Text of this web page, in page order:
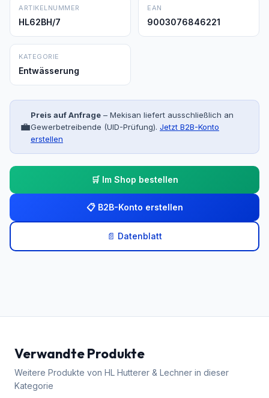
ARTIKELNUMMER
HL62BH/7
EAN
9003076846221
KATEGORIE
Entwässerung
💼
Preis auf Anfrage – Mekisan liefert ausschließlich an
Gewerbetreibende (UID-Prüfung). Jetzt B2B-Konto
erstellen
🛒 Im Shop bestellen
📋 B2B-Konto erstellen
📄 Datenblatt
Verwandte Produkte
Weitere Produkte von HL Hutterer & Lechner in dieser
Kategorie